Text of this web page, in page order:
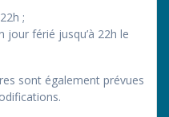
;
jour férié jusqu’à 22h le
sont également prévues